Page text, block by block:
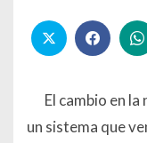
El cambio en
un sistema que